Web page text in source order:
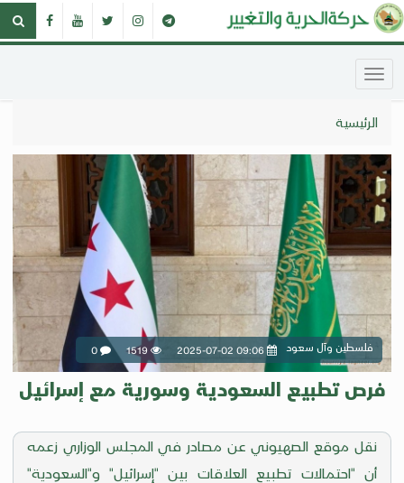
الرئيسية
فلسطين وآل سعود 2025-07-02 09:06
1519
0
فرص تطبيع السعودية وسورية مع إسرائيل
نقل موقع الصهيوني عن مصادر في المجلس الوزاري زعمه
أن "احتمالات تطبيع العلاقات بين "إسرائيل" و"السعودية"